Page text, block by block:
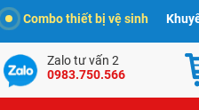
Combo thiết bị vệ sinh
Zalo tư vấn 2
0983.750.566